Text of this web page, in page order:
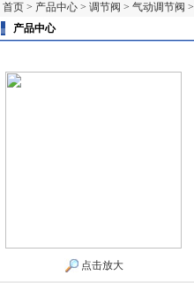
首页 > 产品中心 > 调节阀 > 气动调节阀
产品中心
点击放大